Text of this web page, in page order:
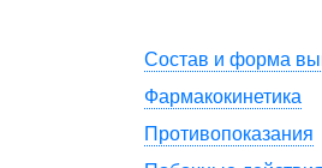
Состав и форма
Фармакокинетика
Противопоказания